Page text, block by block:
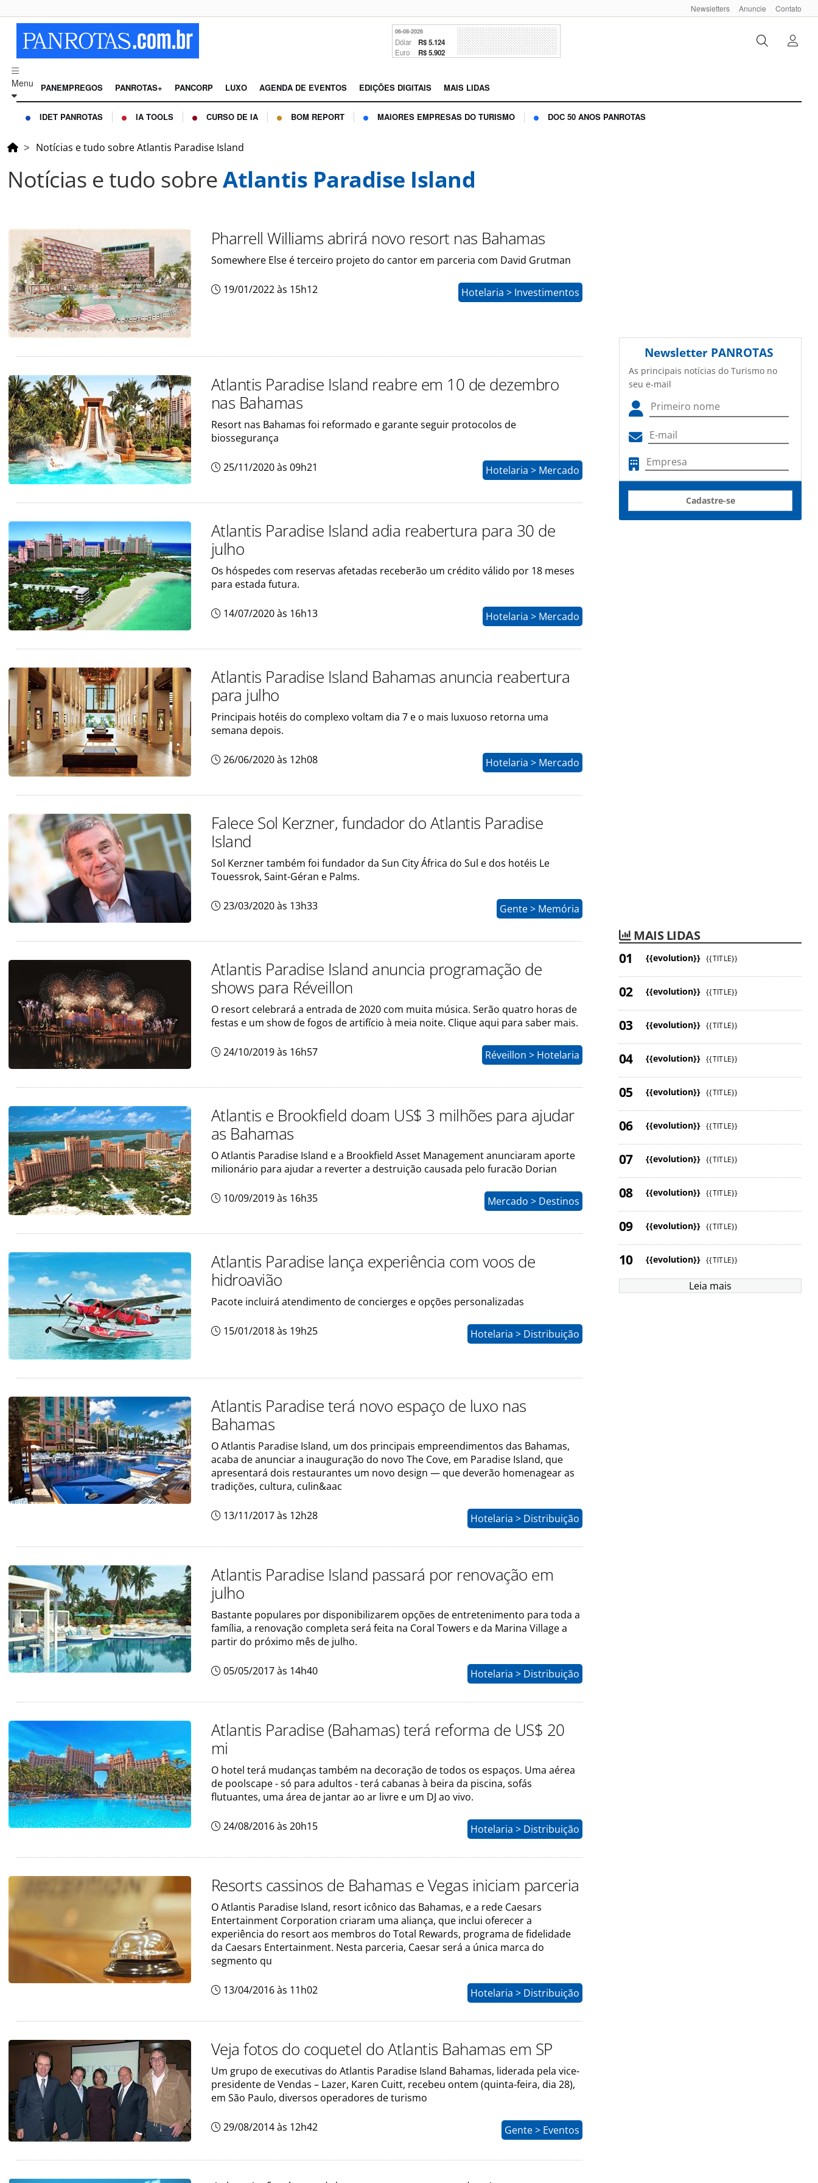
Newsletters Anuncie Contato
06-08-2026
Dólar R$ 5.124
Euro R$ 5.902
Menu PANEMPREGOS PANROTAS+ PANCORP LUXO AGENDA DE EVENTOS EDIÇÕES DIGITAIS MAIS LIDAS
IDET PANROTAS IA TOOLS CURSO DE IA BOM REPORT MAIORES EMPRESAS DO TURISMO DOC 50 ANOS PANROTAS
Notícias e tudo sobre Atlantis Paradise Island
Notícias e tudo sobreAtlantis Paradise Island
Pharrell Williams abrirá novo resort nas Bahamas
Somewhere Else é terceiro projeto do cantor em parceria com David Grutman
19/01/2022 às 15h12 Hotelaria > Investimentos
Atlantis Paradise Island reabre em 10 de dezembro
nas Bahamas
Resort nas Bahamas foi reformado e garante seguir protocolos de
biossegurança
25/11/2020 às 09h21 Hotelaria > Mercado
Atlantis Paradise Island adia reabertura para 30 de
julho
Os hóspedes com reservas afetadas receberão um crédito válido por 18 meses
para estada futura.
14/07/2020 às 16h13 Hotelaria > Mercado
Atlantis Paradise Island Bahamas anuncia reabertura
para julho
Principais hotéis do complexo voltam dia 7 e o mais luxuoso retorna uma
semana depois.
26/06/2020 às 12h08 Hotelaria > Mercado
Falece Sol Kerzner, fundador do Atlantis Paradise
Island
Sol Kerzner também foi fundador da Sun City África do Sul e dos hotéis Le
Touessrok, Saint-Géran e Palms.
23/03/2020 às 13h33 Gente > Memória
Atlantis Paradise Island anuncia programação de
shows para Réveillon
O resort celebrará a entrada de 2020 com muita música. Serão quatro horas de
festas e um show de fogos de artifício à meia noite. Clique aqui para saber mais.
24/10/2019 às 16h57 Réveillon > Hotelaria
Atlantis e Brookfield doam US$ 3 milhões para ajudar
as Bahamas
O Atlantis Paradise Island e a Brookfield Asset Management anunciaram aporte
milionário para ajudar a reverter a destruição causada pelo furacão Dorian
10/09/2019 às 16h35 Mercado > Destinos
Atlantis Paradise lança experiência com voos de
hidroavião
Pacote incluirá atendimento de concierges e opções personalizadas
15/01/2018 às 19h25 Hotelaria > Distribuição
Atlantis Paradise terá novo espaço de luxo nas
Bahamas
O Atlantis Paradise Island, um dos principais empreendimentos das Bahamas,
acaba de anunciar a inauguração do novo The Cove, em Paradise Island, que
apresentará dois restaurantes um novo design — que deverão homenagear as
tradições, cultura, culin&aac
13/11/2017 às 12h28 Hotelaria > Distribuição
Atlantis Paradise Island passará por renovação em
julho
Bastante populares por disponibilizarem opções de entretenimento para toda a
família, a renovação completa será feita na Coral Towers e da Marina Village a
partir do próximo mês de julho.
05/05/2017 às 14h40 Hotelaria > Distribuição
Atlantis Paradise (Bahamas) terá reforma de US$ 20
mi
O hotel terá mudanças também na decoração de todos os espaços. Uma aérea
de poolscape - só para adultos - terá cabanas à beira da piscina, sofás
flutuantes, uma área de jantar ao ar livre e um DJ ao vivo.
24/08/2016 às 20h15 Hotelaria > Distribuição
Resorts cassinos de Bahamas e Vegas iniciam parceria
O Atlantis Paradise Island, resort icônico das Bahamas, e a rede Caesars
Entertainment Corporation criaram uma aliança, que inclui oferecer a
experiência do resort aos membros do Total Rewards, programa de fidelidade
da Caesars Entertainment. Nesta parceria, Caesar será a única marca do
segmento qu
13/04/2016 às 11h02 Hotelaria > Distribuição
Veja fotos do coquetel do Atlantis Bahamas em SP
Um grupo de executivas do Atlantis Paradise Island Bahamas, liderada pela vice-
presidente de Vendas – Lazer, Karen Cuitt, recebeu ontem (quinta-feira, dia 28),
em São Paulo, diversos operadores de turismo
29/08/2014 às 12h42 Gente > Eventos
Newsletter PANROTAS
As principais notícias do Turismo no
seu e-mail
Cadastre-se
MAIS LIDAS
{{evolution}} {{TITLE}}
{{evolution}} {{TITLE}}
{{evolution}} {{TITLE}}
{{evolution}} {{TITLE}}
{{evolution}} {{TITLE}}
{{evolution}} {{TITLE}}
{{evolution}} {{TITLE}}
{{evolution}} {{TITLE}}
{{evolution}} {{TITLE}}
{{evolution}} {{TITLE}}
Leia mais